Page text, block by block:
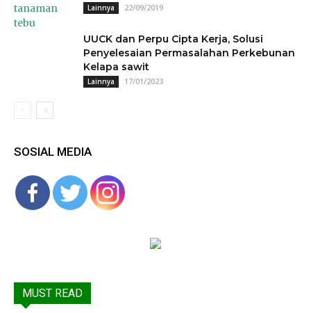
Lainnya 22/09/2019
UUCK dan Perpu Cipta Kerja, Solusi
Penyelesaian Permasalahan Perkebunan
Kelapa sawit
Lainnya 17/01/2023
SOSIAL MEDIA
MUST READ